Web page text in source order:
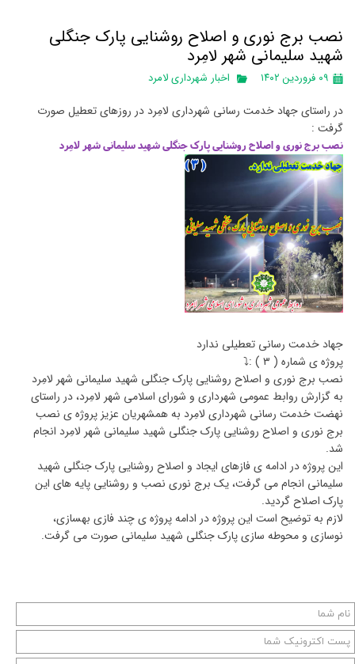
نصب برج نوری و اصلاح روشنایی پارک جنگلی
شهید سلیمانی شهر لامِرد
۰۹ فروردین ۱۴۰۲ اخبار شهرداری لامرد
در راستای جهاد خدمت رسانی شهرداری لامِرد در روزهای تعطیل صورت
گرفت :
نصب برج نوری و اصلاح روشنایی پارک جنگلی شهید سلیمانی شهر لامِرد
جهاد خدمت رسانی تعطیلی ندارد
پروژه ی شماره ( ۳ ) :⤵️
نصب برج نوری و اصلاح روشنایی پارک جنگلی شهید سلیمانی شهر لامِرد
به گزارش روابط عمومی شهرداری و شورای اسلامی شهر لامِرد، در راستای
نهضت خدمت رسانی شهرداری لامِرد به همشهریان عزیز پروژه ی نصب
برج نوری و اصلاح روشنایی پارک جنگلی شهید سلیمانی شهر لامِرد انجام
شد.
این پروژه در ادامه ی فازهای ایجاد و اصلاح روشنایی پارک جنگلی شهید
سلیمانی انجام می گرفت، یک برج نوری نصب و روشنایی پایه های این
پارک اصلاح گردید.
لازم به توضیح است این پروژه در ادامه پروژه ی چند فازی بهسازی،
نوسازی و محوطه سازی پارک جنگلی شهید سلیمانی صورت می گرفت.